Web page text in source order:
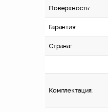
Поверхность:
Гарантия:
Страна:
Комплектация: